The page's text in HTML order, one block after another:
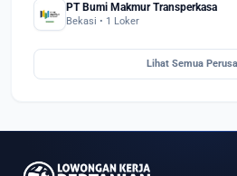
PT Bumi Makmur Transperkasa
Bekasi • 1 Loker
Lihat Semua